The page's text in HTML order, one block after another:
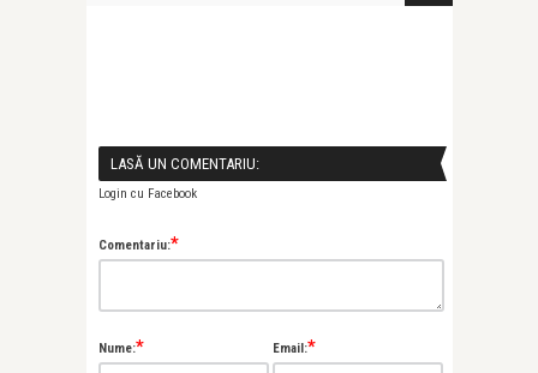
LASĂ UN COMENTARIU:
Login cu Facebook
Comentariu:*
Nume:* Email:*